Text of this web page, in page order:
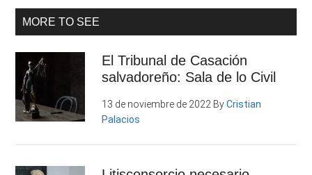
MORE TO SEE
El Tribunal de Casación
salvadoreño: Sala de lo Civil
13 de noviembre de 2022 ByCristian
Palacios